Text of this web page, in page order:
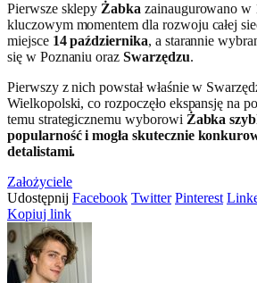
Pierwsze sklepy Żabka zainaugurowano w
kluczowym momentem dla rozwoju całej
miejsce 14 października, a starannie
się w Poznaniu orazSwarzędzu.
Pierwszy z nich powstał właśnie w
Wielkopolski, co rozpoczęło ekspansję na
temu strategicznemu wyborowi Żabka
popularność i mogła skutecznie
detalistami.
Założyciele
Udostępnij Facebook Twitter Pinterest
Kopiuj link